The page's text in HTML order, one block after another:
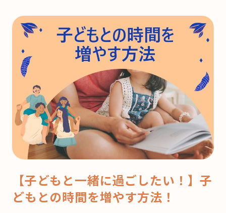
【子どもと一緒に過ごしたい！】子
どもとの時間を増やす方法！